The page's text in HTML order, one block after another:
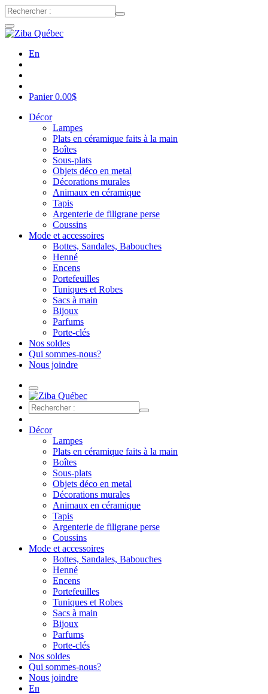
En
Panier0.00$
Décor
Lampes
Plats en céramique faits à la main
Boîtes
Sous-plats
Objets déco en metal
Décorations murales
Animaux en céramique
Tapis
Argenterie de filigrane perse
Coussins
Mode et accessoires
Bottes, Sandales, Babouches
Henné
Encens
Portefeuilles
Tuniques et Robes
Sacs à main
Bijoux
Parfums
Porte-clés
Nos soldes
Qui sommes-nous?
Nous joindre
Décor
Lampes
Plats en céramique faits à la main
Boîtes
Sous-plats
Objets déco en metal
Décorations murales
Animaux en céramique
Tapis
Argenterie de filigrane perse
Coussins
Mode et accessoires
Bottes, Sandales, Babouches
Henné
Encens
Portefeuilles
Tuniques et Robes
Sacs à main
Bijoux
Parfums
Porte-clés
Nos soldes
Qui sommes-nous?
Nous joindre
En